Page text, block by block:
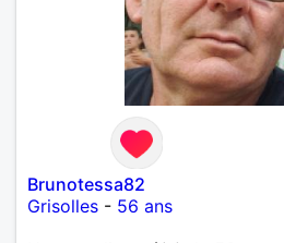
Brunotessa82
Grisolles - 56 ans